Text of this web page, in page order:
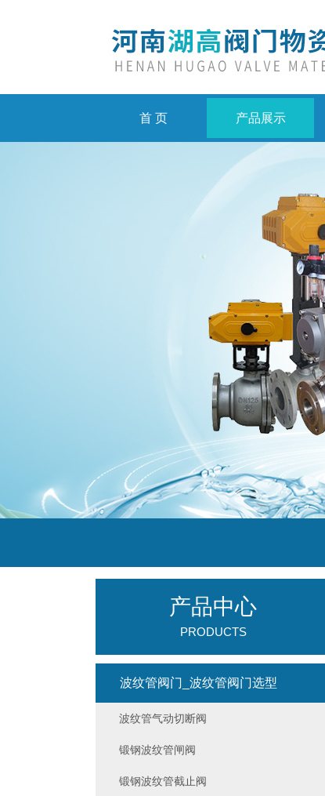
首 页 产品展示
产品中心
PRODUCTS
波纹管阀门_波纹管阀门选型
波纹管气动切断阀
锻钢波纹管闸阀
锻钢波纹管截止阀